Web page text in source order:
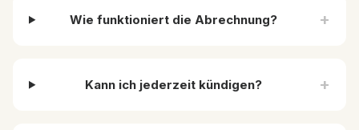
Wie funktioniert die Abrechnung? +
Kann ich jederzeit kündigen? +